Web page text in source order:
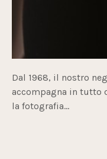
Dal 1968, il nostro
accompagna in tutto
la fotografia...